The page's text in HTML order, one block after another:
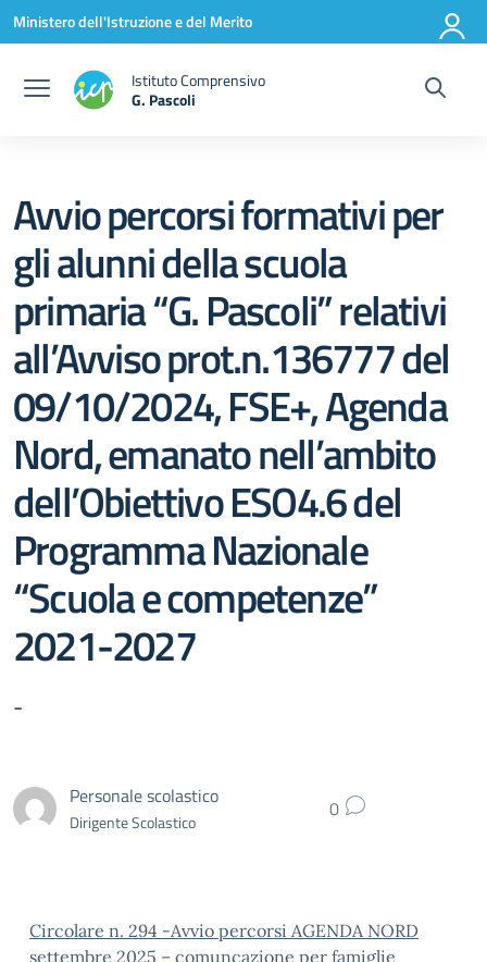
Vai ai contenuti
Vai al menu di navigazione
Vai al footer
Ministero dell'Istruzione e del Merito
Istituto Comprensivo
G. Pascoli
Avvio percorsi formativi per
gli alunni della scuola
primaria “G. Pascoli” relativi
all’Avviso prot.n.136777 del
09/10/2024, FSE+, Agenda
Nord, emanato nell’ambito
dell’Obiettivo ESO4.6 del
Programma Nazionale
“Scuola e competenze”
2021-2027
-
Personale scolastico
Dirigente Scolastico 0
Circolare n. 294 -Avvio percorsi AGENDA NORD
settembre 2025 – comuncazione per famiglie